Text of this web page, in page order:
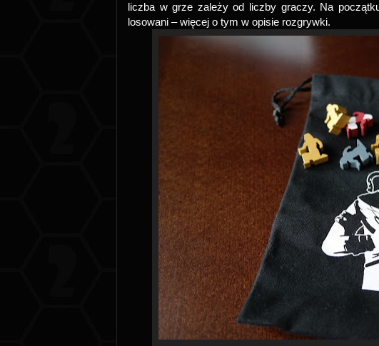
liczba w grze zależy od liczby graczy. Na
losowani – więcej o tym w opisie rozgrywki.